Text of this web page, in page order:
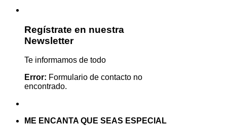
Regístrate en nuestra
Newsletter
Te informamos de todo
Error: Formulario de contacto no
encontrado.
ME ENCANTA QUE SEAS ESPECIAL